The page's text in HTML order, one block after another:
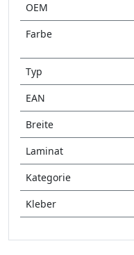
OEM
Farbe
Typ
EAN
Breite
Laminat
Kategorie
Kleber